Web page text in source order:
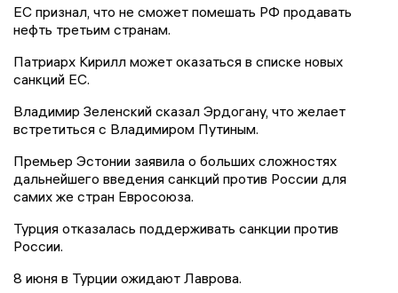
ЕС признал, что не сможет помешать РФ продавать
нефть третьим странам.
Патриарх Кирилл может оказаться в списке новых
санкций ЕС.
Владимир Зеленский сказал Эрдогану, что желает
встретиться с Владимиром Путиным.
Премьер Эстонии заявила о больших сложностях
дальнейшего введения санкций против России для
самих же стран Евросоюза.
Турция отказалась поддерживать санкции против
России.
8 июня в Турции ожидают Лаврова.